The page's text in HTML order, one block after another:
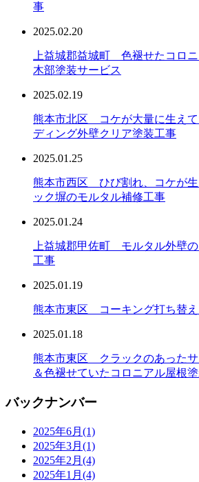
事
2025.02.20
上益城郡益城町 色褪せたコロニ
木部塗装サービス
2025.02.19
熊本市北区 コケが大量に生えて
ディング外壁クリア塗装工事
2025.01.25
熊本市西区 ひび割れ、コケが生
ック塀のモルタル補修工事
2025.01.24
上益城郡甲佐町 モルタル外壁
工事
2025.01.19
熊本市東区 コーキング打ち替
2025.01.18
熊本市東区 クラックのあった
＆色褪せていたコロニアル屋根
バックナンバー
2025年6月 (1)
2025年3月 (1)
2025年2月 (4)
2025年1月 (4)